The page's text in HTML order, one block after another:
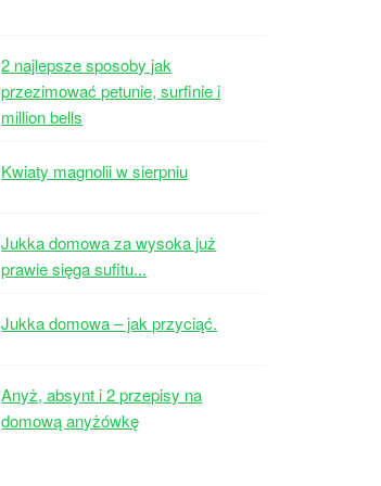
2 najlepsze sposoby jak
przezimować petunie, surfinie i
million bells
Kwiaty magnolii w sierpniu
Jukka domowa za wysoka już
prawie sięga sufitu...
Jukka domowa – jak przyciąć.
Anyż, absynt i 2 przepisy na
domową anyżówkę